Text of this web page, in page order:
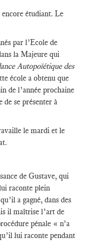
étudiant. Le
par l’Ecole de
la Majeure qui
Autopoïétique des
école a obtenu que
de l’année prochaine
se présenter à
le mardi et le
de Gustave, qui
raconte plein
a gagné, dans des
il maîtrise l’art de
pénale « n’a
lui raconte pendant